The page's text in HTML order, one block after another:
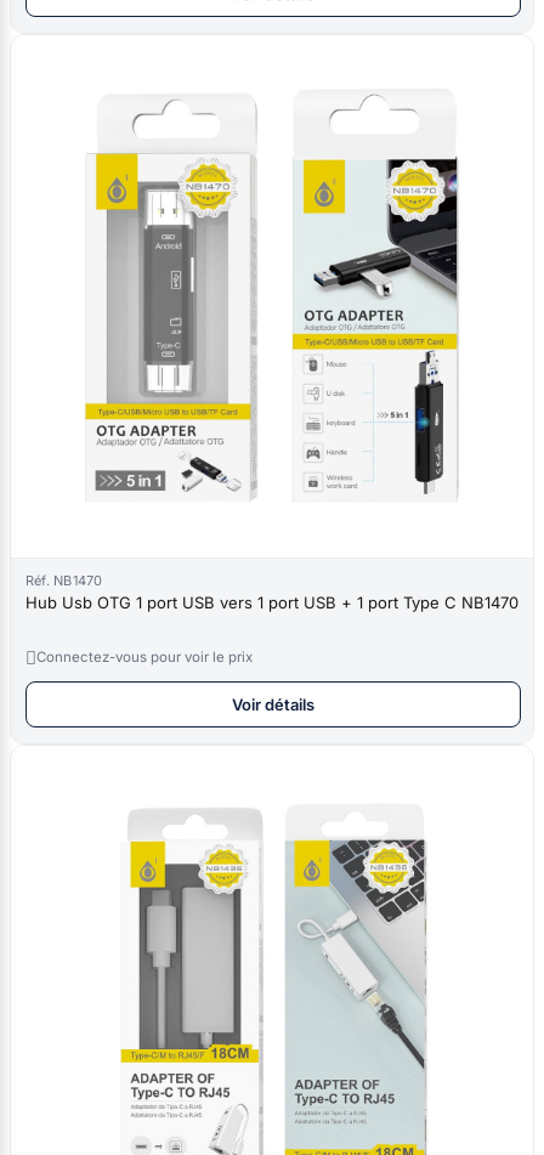
Réf. NB1470
Hub Usb OTG 1 port USB vers 1 port USB + 1 port Type C NB1470
Connectez-vous pour voir le prix
Voir détails